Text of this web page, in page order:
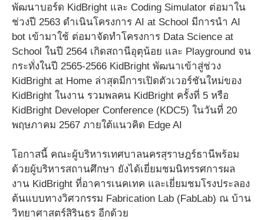
พัฒนาบอร์ด KidBright และ Coding Simulator ต่อมาใน
ช่วงปี 2563 ดำเนินโครงการ AI at School มีการนำ AI
bot เข้ามาใช้ ต่อมาจัดทำโครงการ Data Science at
School ในปี 2564 เกิดสถานีอุตุน้อย และ Playground จน
กระทั่งในปี 2565-2566 KidBright พัฒนาเข้าสู่ช่วง
KidBright at Home ล่าสุดมีการเปิดตัวเวอร์ชันใหม่ของ
KidBright ในงาน รวมพลคน KidBright ครั้งที่ 5 หรือ
KidBright Developer Conference (KDC5) ในวันที่ 20
พฤษภาคม 2567 ภายใต้แนวคิด Edge AI
โอกาสนี้ คณะผู้บริหารเทศบาลนครสุราษฎร์ธานีพร้อม
ด้วยผู้บริหารสถานศึกษา ยังได้เยี่ยมชมนิทรรศการผล
งาน KidBright ที่อาคารเนคเทค และเยี่ยมชมโรงประลอง
ต้นแบบทางวิศวกรรม Fabrication Lab (FabLab) ณ บ้าน
วิทยาศาสตร์สิรินธร อีกด้วย